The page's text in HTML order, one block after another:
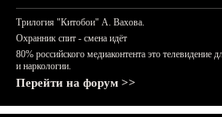
Трилогия "Китобои" А. Вахова.
Охранник спит - смена идёт
80% российского медиаконтента это телевидение
и наркологии.
Перейти на форум >>